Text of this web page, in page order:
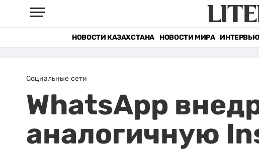
НОВОСТИ КАЗАХСТАНА НОВОСТИ МИРА ИНТЕРВЬЮ
Социальные сети
WhatsApp
аналогичную